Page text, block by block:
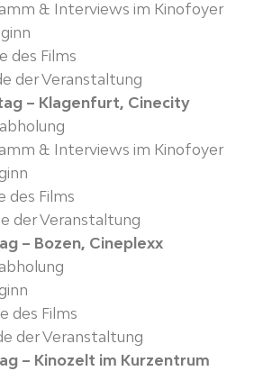
& Interviews im Kinofoyer
des Films
der Veranstaltung
– Klagenfurt, Cinecity
& Interviews im Kinofoyer
des Films
der Veranstaltung
– Bozen, Cineplexx
des Films
der Veranstaltung
– Kinozelt im Kurzentrum